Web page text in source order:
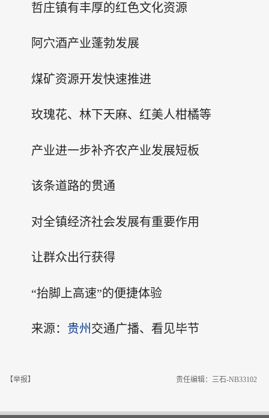
哲庄镇有丰厚的红色文化资源
阿穴酒产业蓬勃发展
煤矿资源开发快速推进
玫瑰花、林下天麻、红美人柑橘等
产业进一步补齐农产业发展短板
该条道路的贯通
对全镇经济社会发展有重要作用
让群众出行获得
“抬脚上高速”的便捷体验
来源： 贵州 交通广播、看见毕节
【举报】 责任编辑：三石-NB33102